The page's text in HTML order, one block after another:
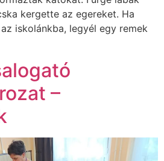
kergette az egereket. Ha
iskolánkba, legyél egy remek
–